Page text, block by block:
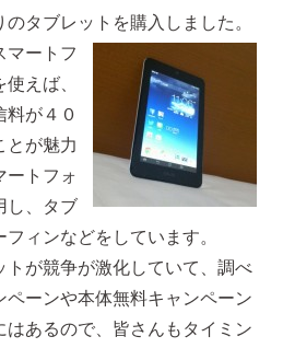
タブレットを購入しました。
マートフ
えば、
料が４０
とが魅力
ートフォ
し、タブ
ィンなどをしています。
トが競争が激化していて、調べ
ペーンや本体無料キャンペーン
はあるので、皆さんもタイミン